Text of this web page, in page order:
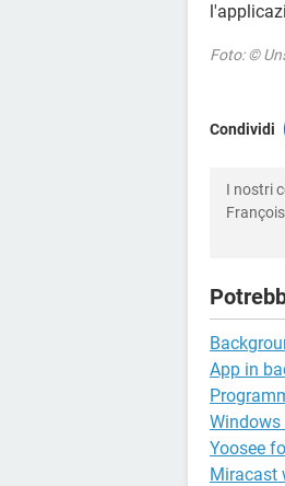
Foto: ©
Condividi
I nostri
App in
Windows
Yoosee
Miracast